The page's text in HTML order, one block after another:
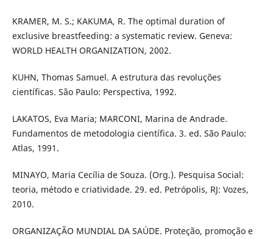
KRAMER, M. S.; KAKUMA, R. The optimal duration of
exclusive breastfeeding: a systematic review. Geneva:
WORLD HEALTH ORGANIZATION, 2002.
KUHN, Thomas Samuel. A estrutura das revoluções
científicas. São Paulo: Perspectiva, 1992.
LAKATOS, Eva Maria; MARCONI, Marina de Andrade.
Fundamentos de metodologia científica. 3. ed. São Paulo:
Atlas, 1991.
MINAYO, Maria Cecília de Souza. (Org.). Pesquisa Social:
teoria, método e criatividade. 29. ed. Petrópolis, RJ: Vozes,
2010.
ORGANIZAÇÃO MUNDIAL DA SAÚDE. Proteção, promoção e